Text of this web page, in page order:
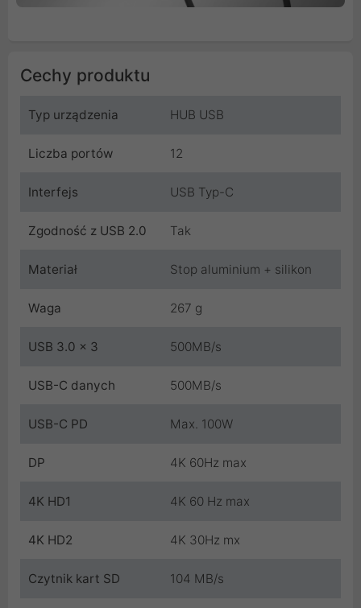
Cechy produktu
Typ urządzenia HUB USB
Liczba portów 12
Interfejs USB Typ-C
Zgodność z USB 2.0 Tak
Materiał Stop aluminium + silikon
Waga 267 g
USB 3.0 x 3 500MB/s
USB-C danych 500MB/s
USB-C PD Max. 100W
DP 4K 60Hz max
4K HD1 4K 60 Hz max
4K HD2 4K 30Hz mx
Czytnik kart SD 104 MB/s